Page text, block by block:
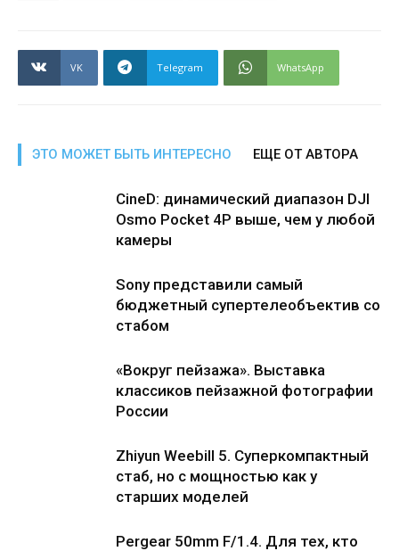
VK Telegram WhatsApp
ЭТО МОЖЕТ БЫТЬ ИНТЕРЕСНО ЕЩЕ ОТ АВТОРА
CineD: динамический диапазон DJI
Osmo Pocket 4P выше, чем у любой
камеры
Sony представили самый
бюджетный супертелеобъектив со
стабом
«Вокруг пейзажа». Выставка
классиков пейзажной фотографии
России
Zhiyun Weebill 5. Cуперкомпактный
стаб, но с мощностью как у
старших моделей
Pergear 50mm F/1.4. Для тех, кто